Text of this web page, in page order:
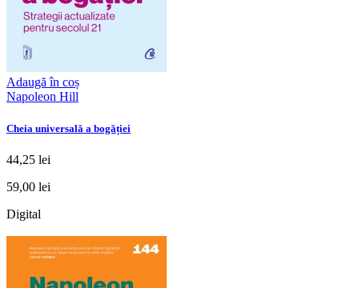
Adaugă în coș
Napoleon Hill
Cheia universală a bogăției
44,25 lei
59,00 lei
Digital